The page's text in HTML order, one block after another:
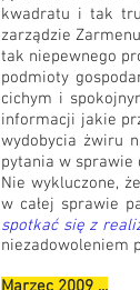
kwadratu i tak
zarządzie
tak niepewnego
podmioty
cichym i
informacji jakie
wydobycia żwiru
pytania w sprawie
Nie wykluczone,
w całej sprawie
spotkać się z
niezadowoleniem